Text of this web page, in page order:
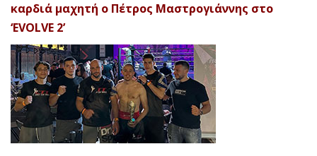
καρδιά μαχητή ο Πέτρος Μαστρογιάννης στο
‘EVOLVE 2’